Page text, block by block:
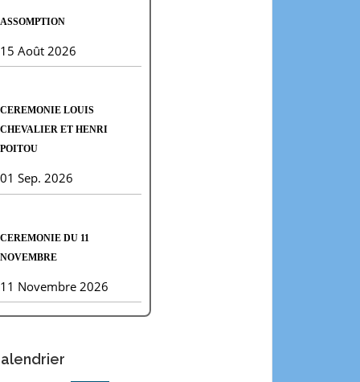
ASSOMPTION
15 Août 2026
CEREMONIE LOUIS
CHEVALIER ET HENRI
POITOU
01 Sep. 2026
CEREMONIE DU 11
NOVEMBRE
11 Novembre 2026